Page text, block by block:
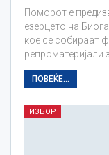
Поморот е
езерцето на
кое се собираат
репроматеријали
ПОВЕЌЕ...
ИЗБОР